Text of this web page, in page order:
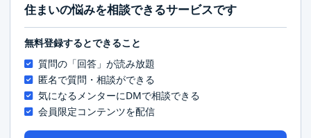
住まいの悩みを相談できるサービスです
無料登録するとできること
質問の「回答」が読み放題
匿名で質問・相談ができる
気になるメンターにDMで相談できる
会員限定コンテンツを配信